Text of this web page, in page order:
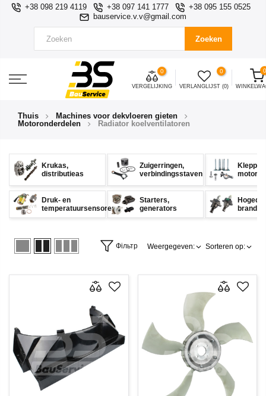
+38 098 219 4119 +38 097 141 1777
+38 095 155 0525
bauservice.v.v@gmail.com
Zoeken
0
VERGELIJKING
0
VERLANGLIJST (0)
0
Thuis
Machines voor dekvloeren gieten
Motoronderdelen
Radiator koelventilatoren
Krukas,
distributieas
Zuigerringen,
verbindingsstaven
Druk- en
temperatuursensoren
Starters,
generators
Фільтр Weergegeven: Sorteren op: